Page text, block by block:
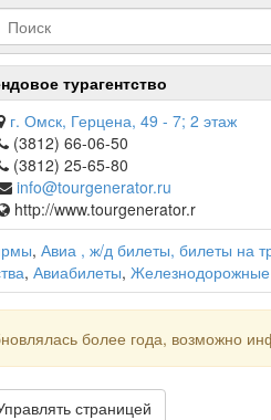
турагентство
г. Омск, Герцена, 49 - 7; 2 этаж
(3812) 66-06-50
(3812) 25-65-80
info@tourgenerator.ru
http://www.tourgenerator.r
, Авиа , ж/д билеты, билеты на
, Авиабилеты,
более года, возможно
страницей